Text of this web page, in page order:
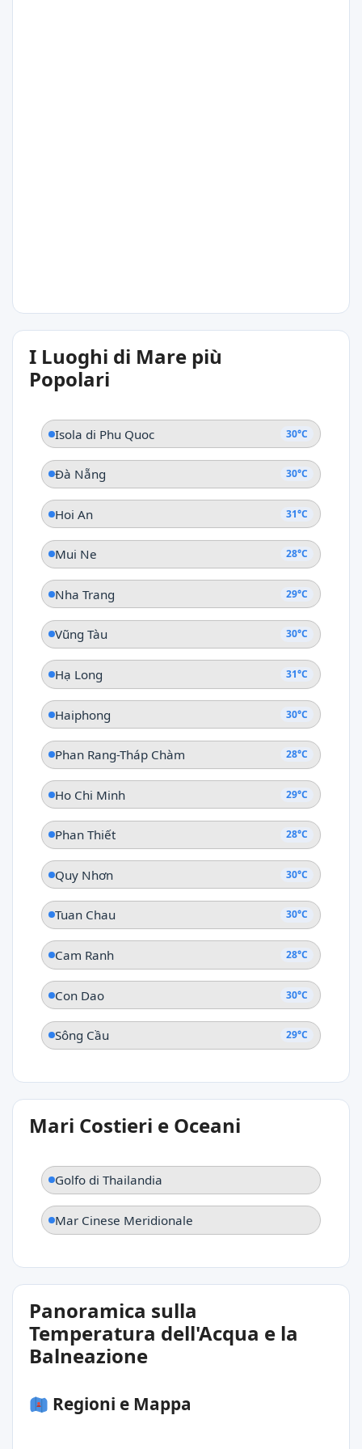
29°C
Ho Chi Minh
I Luoghi di Mare più
Popolari
Isola di Phu Quoc 30°C
Đà Nẵng 30°C
Hoi An 31°C
Mui Ne 28°C
Nha Trang 29°C
Vũng Tàu 30°C
Hạ Long 31°C
Haiphong 30°C
Phan Rang-Tháp Chàm 28°C
Ho Chi Minh 29°C
Phan Thiết 28°C
Quy Nhơn 30°C
Tuan Chau 30°C
Cam Ranh 28°C
Con Dao 30°C
Sông Cầu 29°C
Mari Costieri e Oceani
Golfo di Thailandia
Mar Cinese Meridionale
Panoramica sulla
Temperatura dell'Acqua e la
Balneazione
Regioni e Mappa